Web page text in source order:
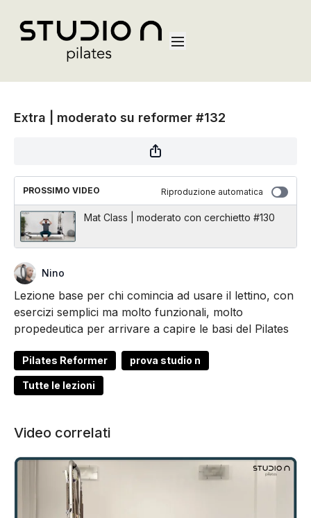
Extra | moderato su reformer #132
PROSSIMO VIDEO Riproduzione automatica
Mat Class | moderato con cerchietto #130
Nino
Lezione base per chi comincia ad usare il lettino, con
esercizi semplici ma molto funzionali, molto
propedeutica per arrivare a capire le basi del Pilates
Pilates Reformer prova studio n
Tutte le lezioni
Video correlati